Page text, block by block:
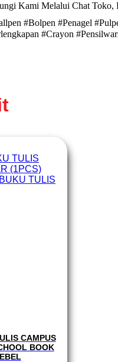
Kami Melalui Chat
#Bolpen #Penagel
#Crayon
CAMPUS
BOOK